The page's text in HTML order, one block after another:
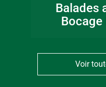
Balades
Bocage
Voir